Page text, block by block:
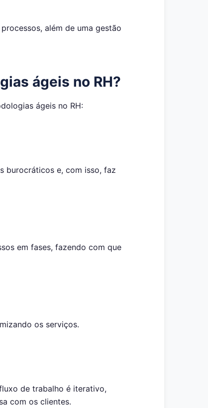
além de uma gestão
ágeis no RH?
ágeis no RH:
burocráticos e, com isso, faz
em fases, fazendo com que
os serviços.
de trabalho é iterativo,
com os clientes.